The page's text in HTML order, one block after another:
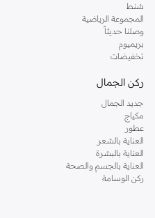
شنط
المجموعة الرياضية
وصلنا حديثاً
بريميوم
تخفيضات
ركن الجمال
جديد الجمال
مكياج
عطور
العناية بالشعر
العناية بالبشرة
العناية بالجسم والصحة
ركن الوسامة